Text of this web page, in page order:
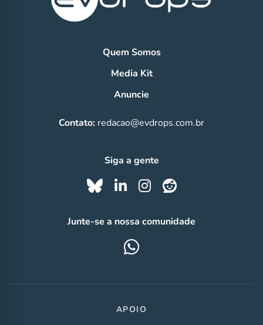
Quem Somos
Media Kit
Anuncie
Contato: redacao@evdrops.com.br
Siga a gente
Junte-se a nossa comunidade
APOIO